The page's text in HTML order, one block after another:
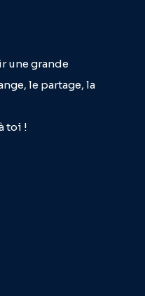
une grande
le partage, la
toi !